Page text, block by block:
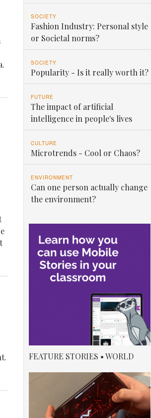
SOCIETY
Fashion Industry: Personal style
or Societal norms?
SOCIETY
Popularity - Is it really worth it?
FUTURE
The impact of artificial
intelligence in people's lives
CULTURE
Microtrends - Cool or Chaos?
ENVIRONMENT
Can one person actually change
the environment?
FEATURE STORIES • WORLD